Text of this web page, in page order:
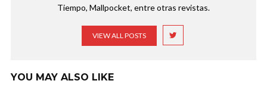
Tiempo, Mallpocket, entre otras revistas.
VIEW ALL POSTS
YOU MAY ALSO LIKE